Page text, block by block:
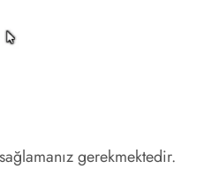
gerekmektedir.